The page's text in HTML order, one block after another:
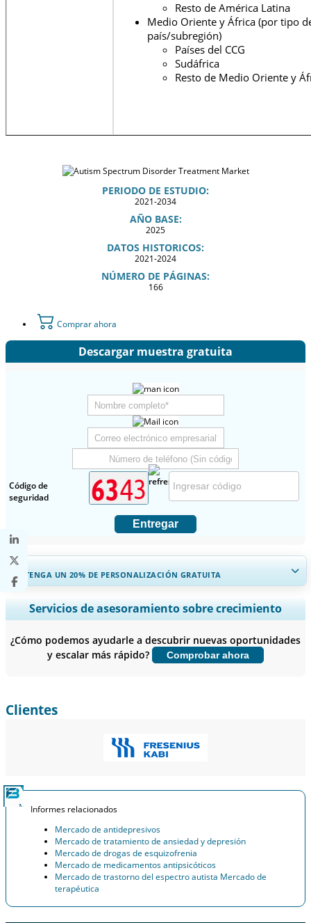
Resto de América Latina
Medio Oriente y África (por tipo
país/subregión)
Países del CCG
Sudáfrica
Resto de Medio Oriente y
PERIODO DE ESTUDIO:
2021-2034
AÑO BASE:
2025
DATOS HISTORICOS:
2021-2024
NÚMERO DE PÁGINAS:
166
Comprar ahora
Descargar muestra gratuita
Código de
seguridad
Entregar
OBTENGA UN 20% DE PERSONALIZACIÓN GRATUITA
Ampliar la cobertura regional y por país, Análisis de segmentos,
Perfiles de empresas, Benchmarking competitivo, e información
Personalizar ahora
Servicios de asesoramiento sobre crecimiento
¿Cómo podemos ayudarle a descubrir nuevas oportunidades
y escalar más rápido?
Comprobar ahora
Clientes
Informes relacionados
Mercado de antidepresivos
Mercado de tratamiento de ansiedad y depresión
Mercado de drogas de esquizofrenia
Mercado de medicamentos antipsicóticos
Mercado de trastorno del espectro autista Mercado de
terapéutica